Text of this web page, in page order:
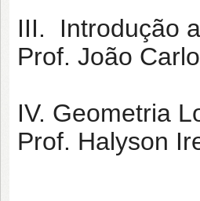
III. Introdução
Prof. João
IV. Geometria
Prof. Halyson